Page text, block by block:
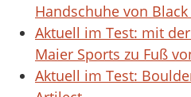
Handschuhe von
Aktuell im Test: mit
Maier Sports zu Fuß
Aktuell im Test: